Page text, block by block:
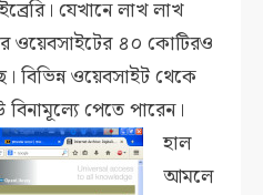
যেখানে লাখ লাখ
ওয়েবসাইটের ৪০ কোটিরও
বিভিন্ন ওয়েবসাইট থেকে
পেতে পারেন।
হাল
আমলে